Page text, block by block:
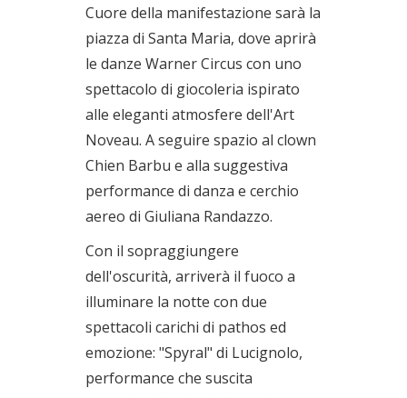
Cuore della manifestazione sarà la
piazza di Santa Maria, dove aprirà
le danze Warner Circus con uno
spettacolo di giocoleria ispirato
alle eleganti atmosfere dell'Art
Noveau. A seguire spazio al clown
Chien Barbu e alla suggestiva
performance di danza e cerchio
aereo di Giuliana Randazzo.
Con il sopraggiungere
dell'oscurità, arriverà il fuoco a
illuminare la notte con due
spettacoli carichi di pathos ed
emozione: "Spyral" di Lucignolo,
performance che suscita